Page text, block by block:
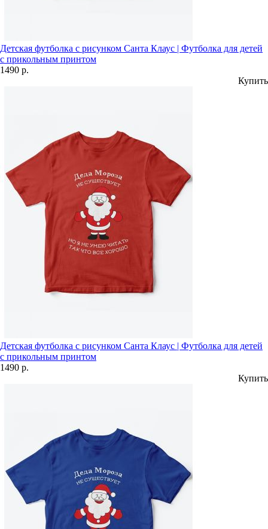
Детская футболка с рисунком Санта Клаус | Футболка для детей
с прикольным принтом
1490 р.
Купить
Детская футболка с рисунком Санта Клаус | Футболка для детей
с прикольным принтом
1490 р.
Купить